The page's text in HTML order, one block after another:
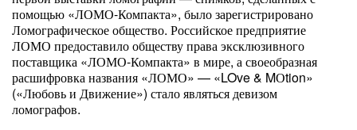
помощью «ЛОМО-Компакта», было зарегистрировано
Ломографическое общество. Российское предприятие
ЛОМО предоставило обществу права эксклюзивного
поставщика «ЛОМО-Компакта» в мире, а своеобразная
расшифровка названия «ЛОМО» — «LOve & MОtion»
(«Любовь и Движение») стало являться девизом
ломографов.